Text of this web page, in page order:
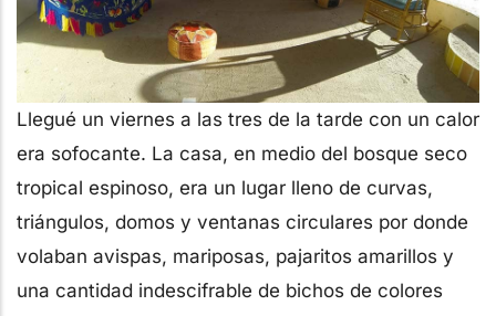
Llegué un viernes a las tres de la tarde con un calor
era sofocante. La casa, en medio del bosque seco
tropical espinoso, era un lugar lleno de curvas,
triángulos, domos y ventanas circulares por donde
volaban avispas, mariposas, pajaritos amarillos y
una cantidad indescifrable de bichos de colores